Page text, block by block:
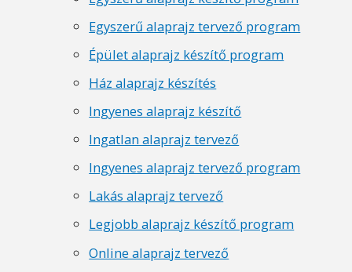
Egyszerű alaprajz tervező program
Épület alaprajz készítő program
Ház alaprajz készítés
Ingyenes alaprajz készítő
Ingatlan alaprajz tervező
Ingyenes alaprajz tervező program
Lakás alaprajz tervező
Legjobb alaprajz készítő program
Online alaprajz tervező